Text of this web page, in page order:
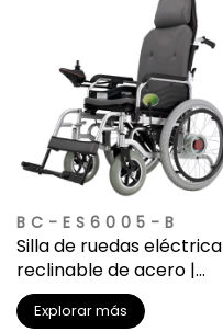
BC-ES6005-B
Silla de ruedas eléctrica
reclinable de acero |
Respaldo alto para
soporte completo del
Explorar más